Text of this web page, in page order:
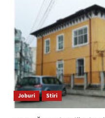
Joburi Stiri